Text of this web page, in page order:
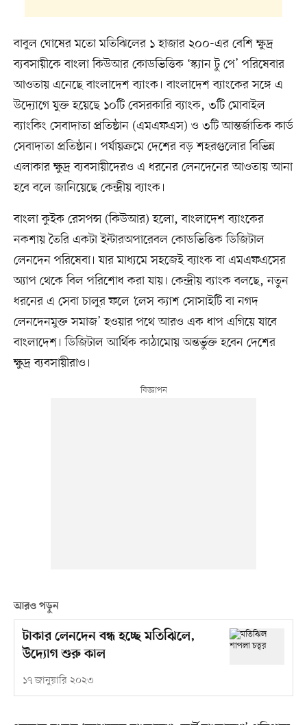
বাবুল ঘোষের মতো মতিঝিলের ১ হাজার ২০০-এর বেশি ক্ষুদ্র
ব্যবসায়ীকে বাংলা কিউআর কোডভিত্তিক ‘স্ক্যান টু পে’ পরিষেবার
আওতায় এনেছে বাংলাদেশ ব্যাংক। বাংলাদেশ ব্যাংকের সঙ্গে এ
উদ্যোগে যুক্ত হয়েছে ১০টি বেসরকারি ব্যাংক, ৩টি মোবাইল
ব্যাংকিং সেবাদাতা প্রতিষ্ঠান (এমএফএস) ও ৩টি আন্তর্জাতিক কার্ড
সেবাদাতা প্রতিষ্ঠান। পর্যায়ক্রমে দেশের বড় শহরগুলোর বিভিন্ন
এলাকার ক্ষুদ্র ব্যবসায়ীদেরও এ ধরনের লেনদেনের আওতায় আনা
হবে বলে জানিয়েছে কেন্দ্রীয় ব্যাংক।
বাংলা কুইক রেসপন্স (কিউআর) হলো, বাংলাদেশ ব্যাংকের
নকশায় তৈরি একটা ইন্টারঅপারেবল কোডভিত্তিক ডিজিটাল
লেনদেন পরিষেবা। যার মাধ্যমে সহজেই ব্যাংক বা এমএফএসের
অ্যাপ থেকে বিল পরিশোধ করা যায়। কেন্দ্রীয় ব্যাংক বলছে, নতুন
ধরনের এ সেবা চালুর ফলে ‘লেস ক্যাশ সোসাইটি বা নগদ
লেনদেনমুক্ত সমাজ’ হওয়ার পথে আরও এক ধাপ এগিয়ে যাবে
বাংলাদেশ। ডিজিটাল আর্থিক কাঠামোয় অন্তর্ভুক্ত হবেন দেশের
ক্ষুদ্র ব্যবসায়ীরাও।
আরও পড়ুন
টাকার লেনদেন বন্ধ হচ্ছে মতিঝিলে,
উদ্যোগ শুরু কাল
১৭ জানুয়ারি ২০২৩